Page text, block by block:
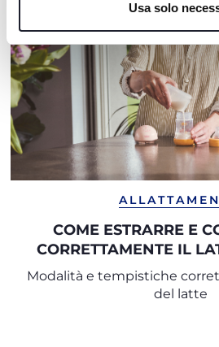
Usa solo
COME ESTRARRE E
CORRETTAMENTE IL
Modalità e tempistiche
del latte